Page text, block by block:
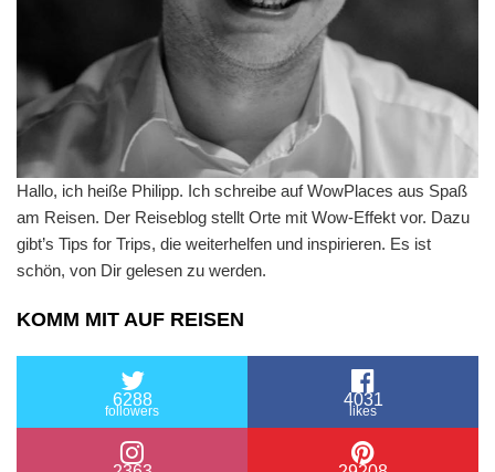
Hallo, ich heiße Philipp. Ich schreibe auf WowPlaces aus Spaß
am Reisen. Der Reiseblog stellt Orte mit Wow-Effekt vor. Dazu
gibt’s Tips for Trips, die weiterhelfen und inspirieren. Es ist
schön, von Dir gelesen zu werden.
KOMM MIT AUF REISEN
6288
followers
4031
likes